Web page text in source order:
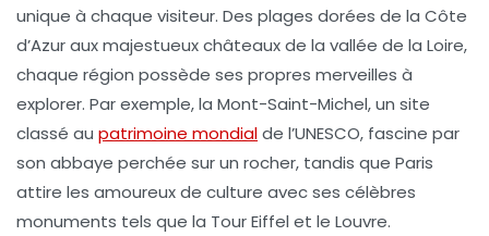
unique à chaque visiteur. Des plages dorées de la Côte
d’Azuraux majestueuxchâteaux de la vallée de la Loire,
chaque région possède ses propres merveilles à
explorer. Par exemple, la Mont-Saint-Michel, un site
classé au patrimoine mondialde l’UNESCO, fascine par
son abbaye perchée sur un rocher, tandis que Paris
attire les amoureux de culture avec ses célèbres
monuments tels que la Tour Eiffel et le Louvre.